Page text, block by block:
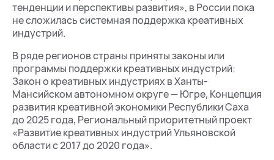
тенденции и перспективы развития», в России пока
не сложилась системная поддержка креативных
индустрий.
В ряде регионов страны приняты законы или
программы поддержки креативных индустрий:
Закон о креативных индустриях в Ханты-
Мансийском автономном округе — Югре, Концепция
развития креативной экономики Республики Саха
до 2025 года, Региональный приоритетный проект
«Развитие креативных индустрий Ульяновской
области с 2017 до 2020 года».